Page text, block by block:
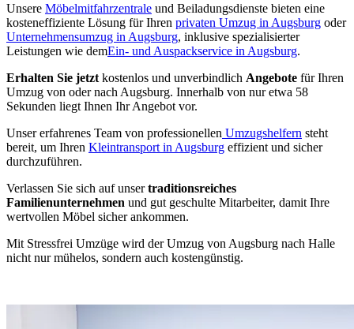
Unsere Möbelmitfahrzentrale und Beiladungsdienste bieten eine
kosteneffiziente Lösung für Ihren privaten Umzug in Augsburg oder
Unternehmensumzug in Augsburg, inklusive spezialisierter
Leistungen wie demEin- und Auspackservice in Augsburg.
Erhalten Sie jetzt kostenlos und unverbindlich Angebote für Ihren
Umzug von oder nach Augsburg. Innerhalb von nur etwa 58
Sekunden liegt Ihnen Ihr Angebot vor.
Unser erfahrenes Team von professionellen Umzugshelfern steht
bereit, um Ihren Kleintransport in Augsburg effizient und sicher
durchzuführen.
Verlassen Sie sich auf unsertraditionsreiches
Familienunternehmen und gut geschulte Mitarbeiter, damit Ihre
wertvollen Möbel sicher ankommen.
Mit Stressfrei Umzüge wird der Umzug von Augsburg nach Halle
nicht nur mühelos, sondern auch kostengünstig.